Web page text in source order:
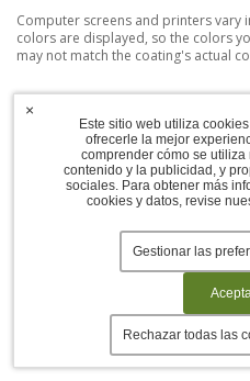
Computer screens and printers vary
colors are displayed, so the colors
may not match the coating's actual
Privacy Policy
Accessibility Statement
Este sitio web utiliza
ofrecerle la mejor
comprender cómo se utiliza
contenido y la publicidad, y
sociales. Para obtener más
cookies y datos, revise
Gestionar las
Rechazar todas las
×